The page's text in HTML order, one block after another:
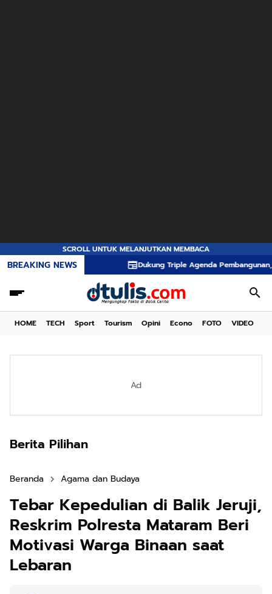
SCROLL UNTUK MELANJUTKAN MEMBACA
BREAKING NEWS Dukung Triple Agenda Pembangunan, Pemprov
HOME TECH Sport Tourism Opini Econo FOTO VIDEO
Ad
Berita Pilihan
Beranda Agama dan Budaya
Tebar Kepedulian di Balik Jeruji,
Reskrim Polresta Mataram Beri
Motivasi Warga Binaan saat
Lebaran